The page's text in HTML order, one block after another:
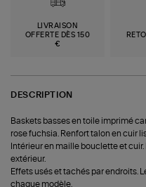
LIVRAISON
OFFERTE DÈS 150
€
DESCRIPTION
Baskets basses en toile imprimé
rose fuchsia. Renfort talon en cuir
Intérieur en maille bouclette et
extérieur.
Effets usés et tachés par endroits.
chaque modèle.